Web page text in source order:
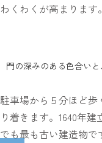
わくわくが高まります。
門の深みのある色合い
駐車場から５分ほど
り着きます。1640年
でも最も古い建造物で